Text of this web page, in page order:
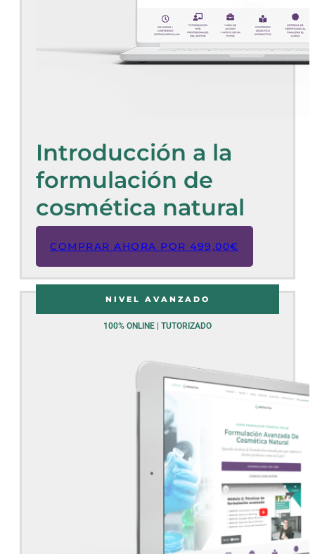
Introducción a la
formulación de
cosmética natural
COMPRAR AHORA POR 499,00€
NIVEL AVANZADO
100% ONLINE | TUTORIZADO